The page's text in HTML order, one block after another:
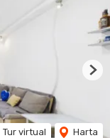
Tur virtual Harta